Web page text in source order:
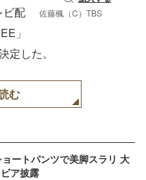
佐藤楓（C）TBS
ビ配
」
定した。
む
ートパンツで美脚スラリ 大
ア披露